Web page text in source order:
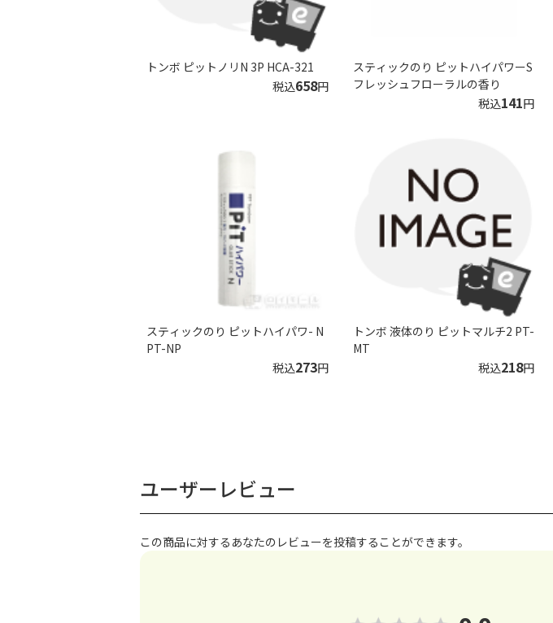
トンボ ピットノリN 3P HCA-321
税込658円
スティックのり ピットハイパワーS
フレッシュフローラルの香り
税込141円
スティックのり ピットハイパワ- N
PT-NP
税込273円
トンボ 液体のり ピットマルチ2 PT-
MT
税込218円
ユーザーレビュー
この商品に対するあなたのレビューを投稿することができます。